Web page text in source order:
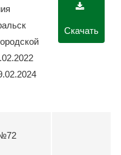
Скачать